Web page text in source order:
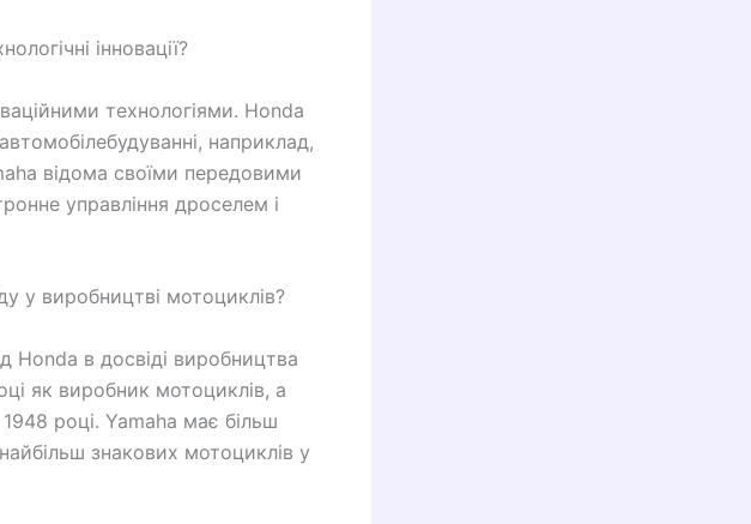
інновації?
технологіями. Honda
наприклад,
відома своїми передовими
управління дроселем і
у виробництві мотоциклів?
Honda в досвіді виробництва
як виробник мотоциклів, а
році. Yamaha має більш
знакових мотоциклів у